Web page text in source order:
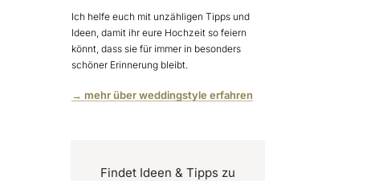
Ich helfe euch mit unzähligen Tipps und
Ideen, damit ihr eure Hochzeit so feiern
könnt, dass sie für immer in besonders
schöner Erinnerung bleibt.
→ mehr über weddingstyle erfahren
Findet Ideen & Tipps zu